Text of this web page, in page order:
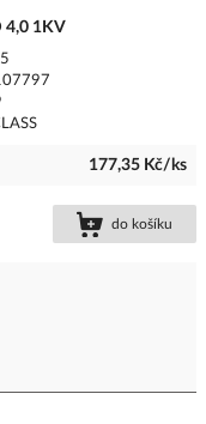
4,0 1KV
177,35 Kč/ks
do košíku